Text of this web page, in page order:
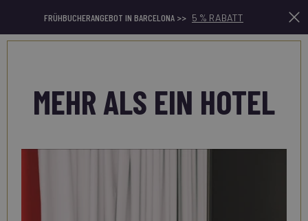
FRÜHBUCHERANGEBOT IN BARCELONA >> 5 % RABATT De
MEHR ALS EIN HOTEL